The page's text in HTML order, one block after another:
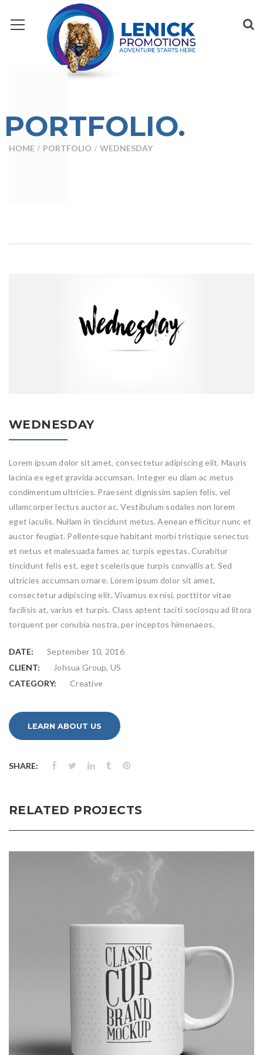
PORTFOLIO.
HOME PORTFOLIO WEDNESDAY
WEDNESDAY
Lorem ipsum dolor sit amet, consectetur adipiscing elit. Mauris
lacinia ex eget gravida accumsan. Integer eu diam ac metus
condimentum ultricies. Praesent dignissim sapien felis, vel
ullamcorper lectus auctor ac. Vestibulum sodales non lorem
eget iaculis. Nullam in tincidunt metus. Aenean efficitur nunc et
auctor feugiat. Pellentesque habitant morbi tristique senectus
et netus et malesuada fames ac turpis egestas. Curabitur
tincidunt felis est, eget scelerisque turpis convallis at. Sed
ultricies accumsan ornare. Lorem ipsum dolor sit amet,
consectetur adipiscing elit. Vivamus ex nisi, porttitor vitae
facilisis at, varius et turpis. Class aptent taciti sociosqu ad litora
torquent per conubia nostra, per inceptos himenaeos.
DATE:
September 10, 2016
CLIENT:
Johsua Group, US
CATEGORY:
Creative
LEARN ABOUT US
SHARE:
RELATED PROJECTS